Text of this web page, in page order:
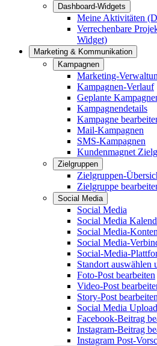
Dashboard-Widgets
Meine Aktivitäten
Verrechenbare
Widget)
Marketing & Kommunikation
Kampagnen
Marketing-
Kampagnen-Verlauf
Geplante
Kampagnendetails
Kampagne
Mail-Kampagnen
SMS-Kampagnen
Kundenmagnet
Zielgruppen
Zielgruppen-
Zielgruppe
Social Media
Social Media
Social Media
Social Media-
Social Media-
Social-Media-
Standort auswählen
Foto-Post bearbeiten
Video-Post
Story-Post bearbeiten
Social Media
Facebook-Beitrag
Instagram-Beitrag
Instagram Post-